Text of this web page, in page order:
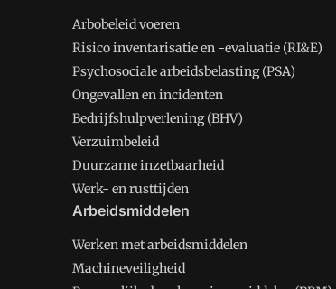
Arbobeleid voeren
Risico inventarisatie en -evaluatie (RI&E)
Psychosociale arbeidsbelasting (PSA)
Ongevallen en incidenten
Bedrijfshulpverlening (BHV)
Verzuimbeleid
Duurzame inzetbaarheid
Werk- en rusttijden
Arbeidsmiddelen
Werken met arbeidsmiddelen
Machineveiligheid